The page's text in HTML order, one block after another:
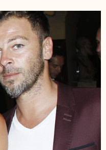
voyage", en concert au
Théâtre de verdure lors
du 40ème Festival de
Ramatuelle. Le 1er
août 2024. Photo par
Cyril Bruneau /
Festival de Ramatuelle
/ Bestimage